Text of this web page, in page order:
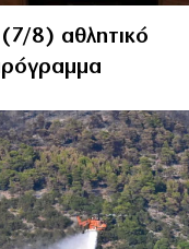
8) αθλητικό